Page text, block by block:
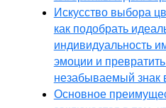
Искусство выбора
как подобрать
индивидуальность
эмоции и
незабываемый знак
Основное